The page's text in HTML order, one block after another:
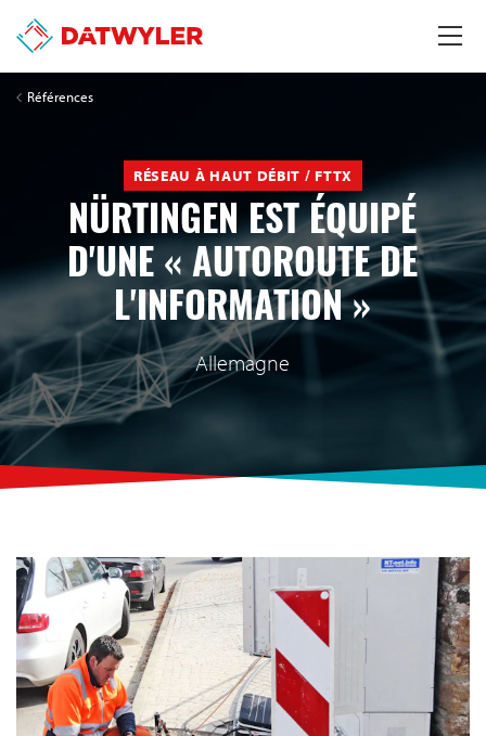
Références
RÉSEAU À HAUT DÉBIT / FTTX
NÜRTINGEN EST ÉQUIPÉ
D'UNE « AUTOROUTE DE
L'INFORMATION »
Allemagne